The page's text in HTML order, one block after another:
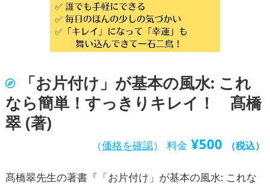
「お片付け」が基本の風水: これ
なら簡単！すっきりキレイ！ 髙橋
翠 (著)
（価格を確認） 料金 ¥500 （税込）
髙橋翠先生の著書『「お片付け」が基本の風水: これな